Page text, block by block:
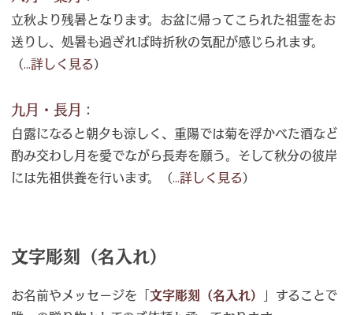
立秋より残暑となります。お盆に帰ってこられた祖霊をお
送りし、処暑も過ぎれば時折秋の気配が感じられます。
（...詳しく見る）
九月・長月
：
白露になると朝夕も涼しく、重陽では菊を浮かべた酒など
酌み交わし月を愛でながら長寿を願う。そして秋分の彼岸
には先祖供養を行います。（...詳しく見る）
文字彫刻（名入れ）
お名前やメッセージを「 文字彫刻（名入れ）
」することで